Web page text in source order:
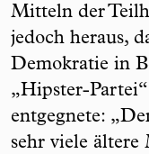
Mitteln der
jedoch heraus,
Demokratie in
„Hipster-
entgegnete:
sehr viele ältere